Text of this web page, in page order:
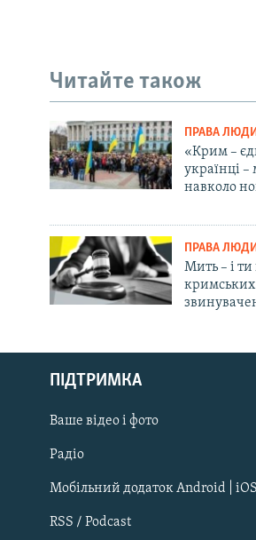
Русский
Qırımtatar
ДОЛУЧАЙСЯ!
Читайте також
ПРАВА
«Крим –
українці –
навколо
ПРАВА
Мить – і
кримських
ПІДТРИМКА
Ваше відео і фото
Радіо
Мобільний додаток Android | iOS
RSS / Podcast